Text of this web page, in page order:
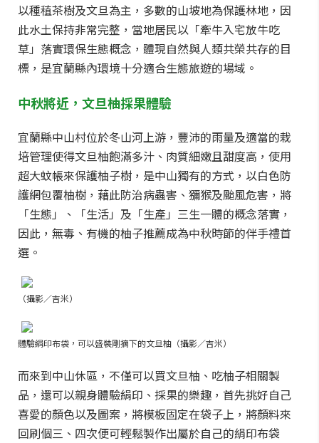
以種稙茶樹及文旦為主，多數的山坡地為保護林地，因
此水土保持非常完整，當地居民以「牽牛入宅放牛吃
草」落實環保生態概念，體現自然與人類共榮共存的目
標，是宜蘭縣內環境十分適合生態旅遊的場域。
中秋將近，文旦柚採果體驗
宜蘭縣中山村位於冬山河上游，豐沛的雨量及適當的栽
培管理使得文旦柚飽滿多汁、肉質細嫩且甜度高，使用
超大蚊帳來保護柚子樹，是中山獨有的方式，以白色防
護網包覆柚樹，藉此防治病蟲害、獼猴及颱風危害，將
「生態」、「生活」及「生產」三生一體的概念落實，
因此，無毒、有機的柚子推薦成為中秋時節的伴手禮首
選。
（攝影／吉米）
體驗絹印布袋，可以盛裝剛摘下的文旦柚（攝影／吉米）
而來到中山休區，不僅可以買文旦柚、吃柚子相關製
品，還可以親身體驗絹印、採果的樂趣，首先挑好自己
喜愛的顏色以及圖案，將模板固定在袋子上，將顏料來
回刷個三、四次便可輕鬆製作出屬於自己的絹印布袋